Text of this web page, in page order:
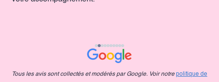
Tous les avis sont collectés et modérés par Google. Voir notre politique de